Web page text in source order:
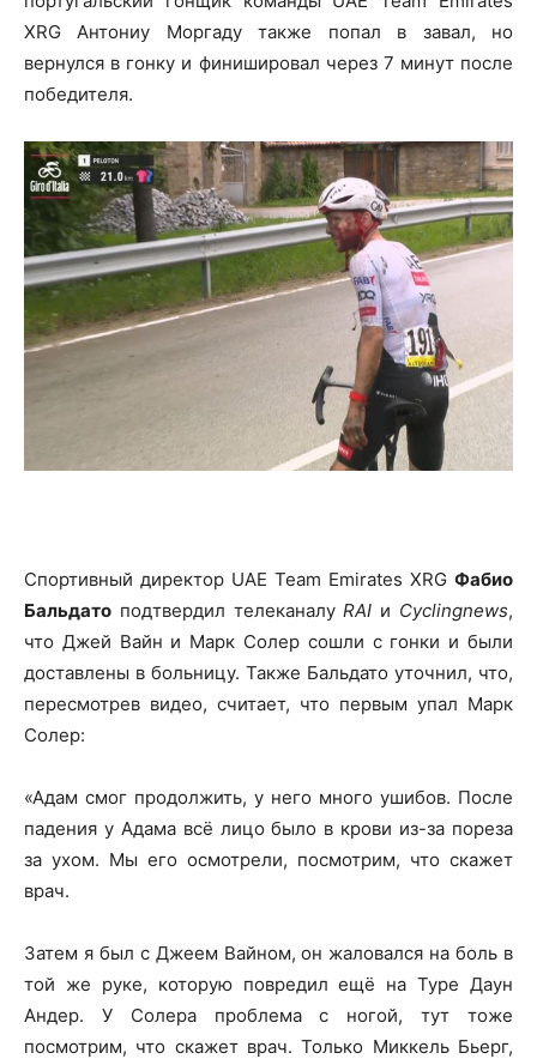
XRG Антониу Моргаду также попал в завал, но
вернулся в гонку и финишировал через 7 минут после
победителя.
Спортивный директор UAE Team Emirates XRG Фабио
Бальдато подтвердил телеканалуRAI и Cyclingnews,
что Джей Вайн и Марк Солер сошли с гонки и были
доставлены в больницу. Также Бальдато уточнил, что,
пересмотрев видео, считает, что первым упал Марк
Солер:
«Адам смог продолжить, у него много ушибов. После
падения у Адама всё лицо было в крови из-за пореза
за ухом. Мы его осмотрели, посмотрим, что скажет
врач.
Затем я был с Джеем Вайном, он жаловался на боль в
той же руке, которую повредил ещё на Туре Даун
Андер. У Солера проблема с ногой, тут тоже
посмотрим, что скажет врач. Только Миккель Бьерг,